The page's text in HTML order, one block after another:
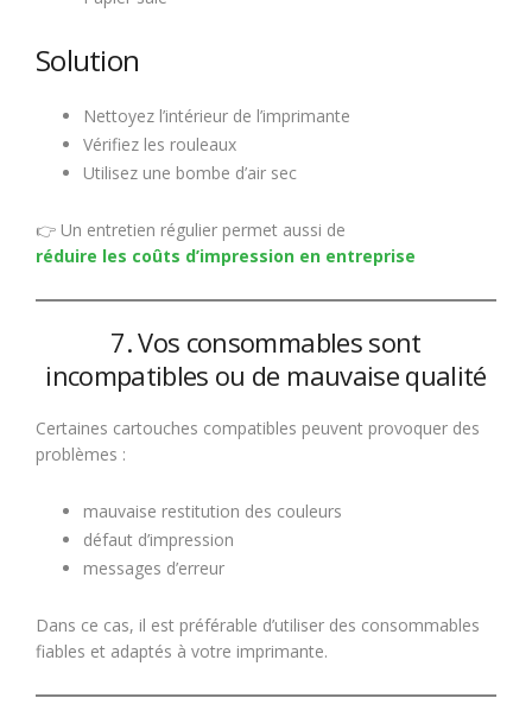
Solution
Nettoyez l’intérieur de l’imprimante
Vérifiez les rouleaux
Utilisez une bombe d’air sec
👉 Un entretien régulier permet aussi de
réduire les coûts d’impression en entreprise
7. Vos consommables sont
incompatibles ou de mauvaise qualité
Certaines cartouches compatibles peuvent provoquer des
problèmes :
mauvaise restitution des couleurs
défaut d’impression
messages d’erreur
Dans ce cas, il est préférable d’utiliser des consommables
fiables et adaptés à votre imprimante.